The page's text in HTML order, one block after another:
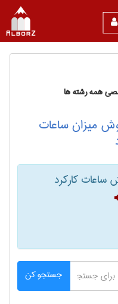
همه رشته ها
میزان ساعات
ساعات کارکرد
جستجو کن